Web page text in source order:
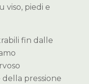
viso, piedi e
fin dalle
pressione